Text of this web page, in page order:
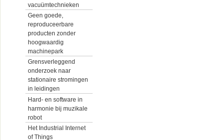
vacuümtechnieken
Geen goede,
reproduceerbare
producten zonder
hoogwaardig
machinepark
Grensverleggend
onderzoek naar
stationaire stromingen
in leidingen
Hard- en software in
harmonie bij muzikale
robot
Het Industrial Internet
of Things